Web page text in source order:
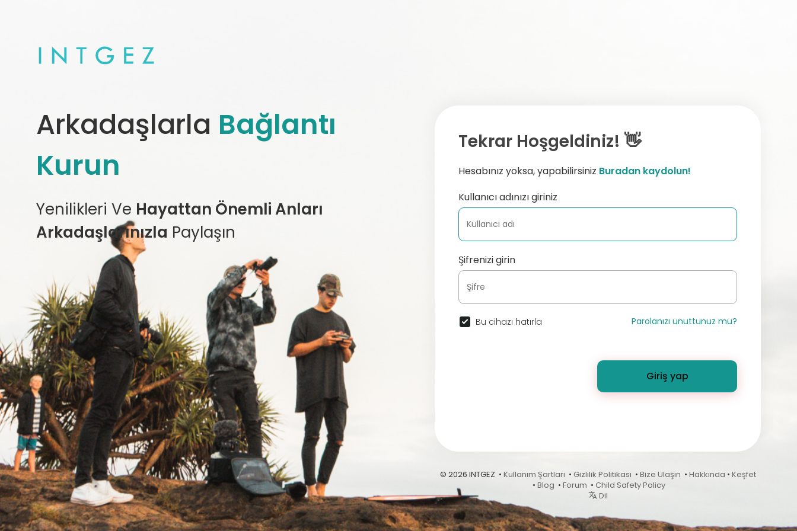
Arkadaşlarla Bağlantı
Kurun
Yenilikleri Ve Hayattan Önemli Anları
Arkadaşlarınızla Paylaşın
Tekrar Hoşgeldiniz! 👋
Hesabınız yoksa, yapabilirsiniz Buradan kaydolun!
Kullanıcı adınızı giriniz
Şifrenizi girin
Bu cihazı hatırla Parolanızı unuttunuz mu?
Giriş yap
© 2026 INTGEZ • Kullanım Şartları • Gizlilik Politikası • Bize Ulaşın • Hakkında • Keşfet
• Blog • Forum • Child Safety Policy
Dil